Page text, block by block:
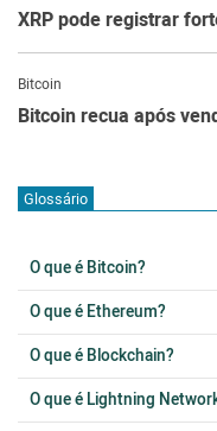
XRP pode registrar
Bitcoin
Bitcoin recua após
Glossário
O que é Bitcoin?
O que é Ethereum?
O que é Blockchain?
O que é Lightning